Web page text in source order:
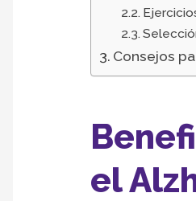
Consejos
el